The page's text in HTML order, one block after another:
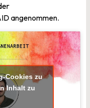
angenommen.
Cookies zu
Inhalt zu